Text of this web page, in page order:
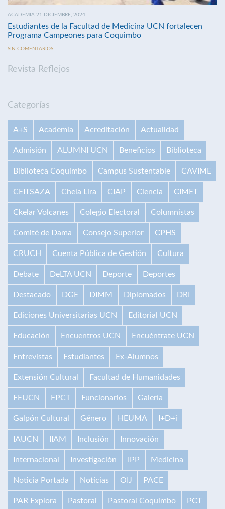
ACADEMIA 21 DICIEMBRE, 2024
Estudiantes de la Facultad de Medicina UCN fortalecen
Programa Campeones para Coquimbo
SIN COMENTARIOS
Revista Reflejos
Categorías
A+S Academia Acreditación Actualidad
Admisión ALUMNI UCN Beneficios Biblioteca
Biblioteca Coquimbo Campus Sustentable CAVIME
CEITSAZA Chela Lira CIAP Ciencia CIMET
Ckelar Volcanes Colegio Electoral Columnistas
Comité de Dama Consejo Superior CPHS
CRUCH Cuenta Pública de Gestión Cultura
Debate DeLTA UCN Deporte Deportes
Destacado DGE DIMM Diplomados DRI
Ediciones Universitarias UCN Editorial UCN
Educación Encuentros UCN Encuéntrate UCN
Entrevistas Estudiantes Ex-Alumnos
Extensión Cultural Facultad de Humanidades
FEUCN FPCT Funcionarios Galería
Galpón Cultural Género HEUMA I+D+i
IAUCN IIAM Inclusión Innovación
Internacional Investigación IPP Medicina
Noticia Portada Noticias OIJ PACE
PAR Explora Pastoral Pastoral Coquimbo PCT